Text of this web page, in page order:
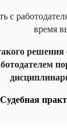
с
время
решения
Судебная